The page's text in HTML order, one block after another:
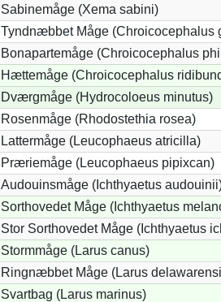
Sabinemåge (Xema sabini)
Tyndnæbbet Måge (Chroicocephalus
Bonapartemåge (Chroicocephalus
Hættemåge (Chroicocephalus
Dværgmåge (Hydrocoloeus minutus)
Rosenmåge (Rhodostethia rosea)
Lattermåge (Leucophaeus atricilla)
Præriemåge (Leucophaeus pipixcan)
Audouinsmåge (Ichthyaetus
Sorthovedet Måge (Ichthyaetus
Stor Sorthovedet Måge (Ichthyaetus
Stormmåge (Larus canus)
Ringnæbbet Måge (Larus
Svartbag (Larus marinus)